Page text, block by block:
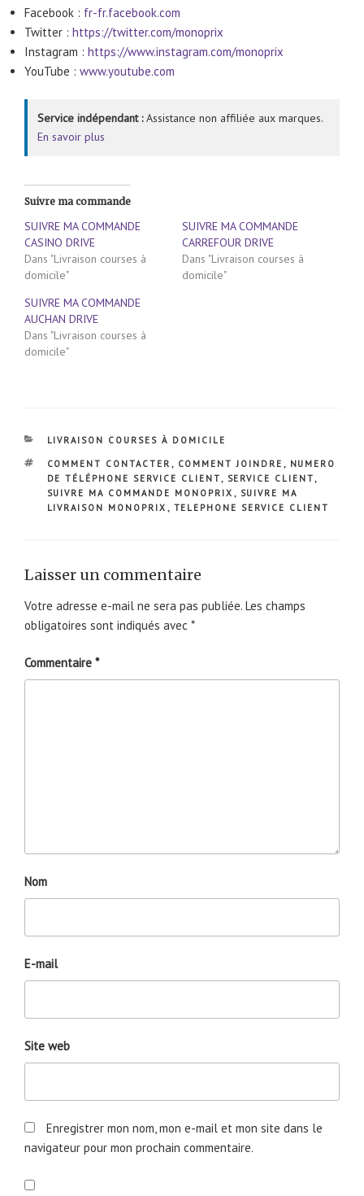
Facebook : fr-fr.facebook.com
Twitter : https://twitter.com/monoprix
Instagram : https://www.instagram.com/monoprix
YouTube : www.youtube.com
Service indépendant :Assistance non affiliée aux marques.
En savoir plus
Suivre ma commande
SUIVRE MA COMMANDE
CASINO DRIVE
Dans "Livraison courses à
domicile"
SUIVRE MA COMMANDE
CARREFOUR DRIVE
Dans "Livraison courses à
domicile"
SUIVRE MA COMMANDE
AUCHAN DRIVE
Dans "Livraison courses à
domicile"
CATÉGORIES
LIVRAISON COURSES À DOMICILE
ÉTIQUETTES
COMMENT CONTACTER , COMMENT JOINDRE , NUMERO
DE TÉLÉPHONE SERVICE CLIENT, SERVICE CLIENT,
SUIVRE MA COMMANDE MONOPRIX , SUIVRE MA
LIVRAISON MONOPRIX , TELEPHONE SERVICE CLIENT
Laisser un commentaire
Votre adresse e-mail ne sera pas publiée. Les champs
obligatoires sont indiqués avec *
Commentaire *
Nom
E-mail
Site web
Enregistrer mon nom, mon e-mail et mon site dans le
navigateur pour mon prochain commentaire.